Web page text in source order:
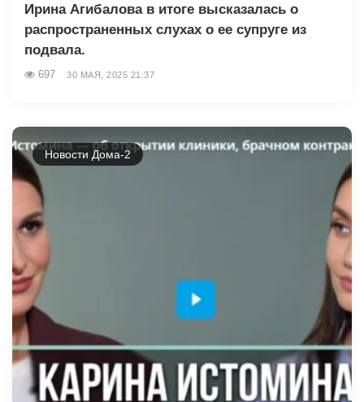
Ирина Агибалова в итоге высказалась о
распространенных слухах о ее супруге из
подвала.
697 30 МАЯ, 2025 21:37
Новости Дома-2